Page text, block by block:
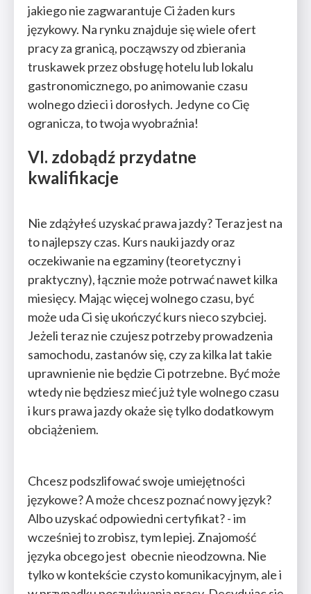
jakiego nie zagwarantuje Ci żaden kurs
językowy. Na rynku znajduje się wiele ofert
pracy za granicą, począwszy od zbierania
truskawek przez obsługę hotelu lub lokalu
gastronomicznego, po animowanie czasu
wolnego dzieci i dorosłych. Jedyne co Cię
ogranicza, to twoja wyobraźnia!
VI. zdobądź przydatne
kwalifikacje
Nie zdążyłeś uzyskać prawa jazdy? Teraz jest na
to najlepszy czas. Kurs nauki jazdy oraz
oczekiwanie na egzaminy (teoretyczny i
praktyczny), łącznie może potrwać nawet kilka
miesięcy. Mając więcej wolnego czasu, być
może uda Ci się ukończyć kurs nieco szybciej.
Jeżeli teraz nie czujesz potrzeby prowadzenia
samochodu, zastanów się, czy za kilka lat takie
uprawnienie nie będzie Ci potrzebne. Być może
wtedy nie będziesz mieć już tyle wolnego czasu
i kurs prawa jazdy okaże się tylko dodatkowym
obciążeniem.
Chcesz podszlifować swoje umiejętności
językowe? A może chcesz poznać nowy język?
Albo uzyskać odpowiedni certyfikat? - im
wcześniej to zrobisz, tym lepiej. Znajomość
języka obcego jest obecnie nieodzowna. Nie
tylko w kontekście czysto komunikacyjnym, ale i